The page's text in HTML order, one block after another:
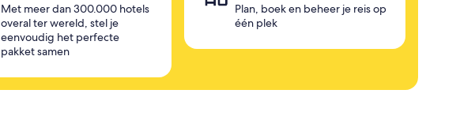
Met meer dan 300.000 hotels
overal ter wereld, stel je
eenvoudig het perfecte
pakket samen
Plan, boek en beheer je reis op
één plek